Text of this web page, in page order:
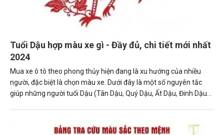
Tuổi Dậu hợp màu xe gì - Đầy đủ, chi tiết mới nhất
2024
Mua xe ô tô theo phong thủy hiện đang là xu hướng của nhiều
người, đặc biệt là chọn màu xe. Dưới đây là một số nguyên tắc
giúp những người tuổi Dậu (Tân Dậu, Quý Dậu, Ất Dậu, Đinh Dậu